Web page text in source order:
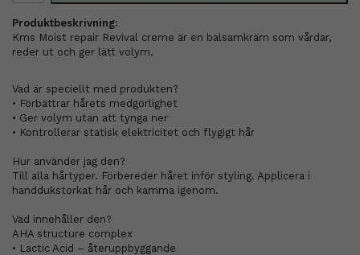
Produktbeskrivning:
Kms Moist repair Revival creme är en balsamkräm som vårdar,
reder ut och ger lätt volym.
Vad är speciellt med produkten?
• Förbättrar hårets medgörlighet
• Ger volym utan att tynga ner
• Kontrollerar statisk elektricitet och flygigt hår
Hur använder jag den?
Till alla hårtyper. Förbereder håret inför styling. Applicera i
handdukstorkat hår och kamma igenom.
Vad innehåller den?
AHA structure complex
• Lactic Acid – återuppbyggande